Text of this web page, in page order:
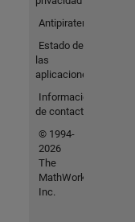
Antipiratería
Estado de
las
aplicaciones
Información
de contacto
© 1994-
2026
The
MathWorks,
Inc.